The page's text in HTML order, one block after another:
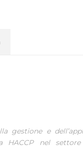
gestione e
HACCP nel